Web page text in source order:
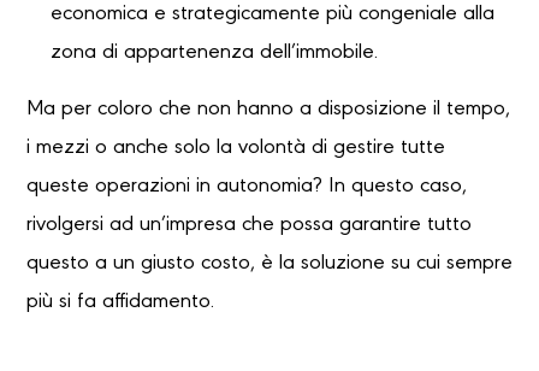
economica e strategicamente più congeniale alla
zona di appartenenza dell’immobile.
Ma per coloro che non hanno a disposizione il tempo,
i mezzi o anche solo la volontà di gestire tutte
queste operazioni in autonomia? In questo caso,
rivolgersi ad un’impresa che possa garantire tutto
questo a un giusto costo, è la soluzione su cui sempre
più si fa affidamento.